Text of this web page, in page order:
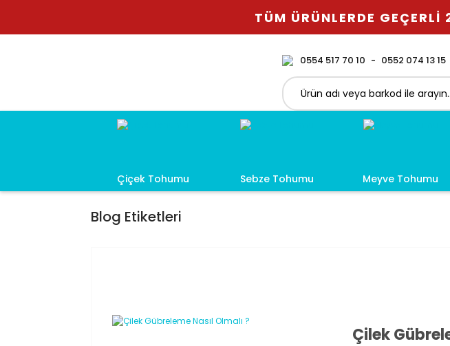
TÜM ÜRÜNLERDE
0554 517 70 10 0552 074 13 15
Çiçek Tohumu Sebze Tohumu Meyve Tohumu
Blog Etiketleri
Çilek